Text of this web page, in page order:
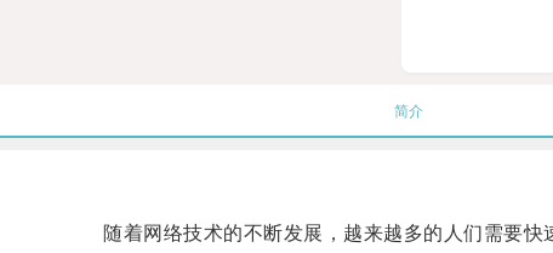
简介
随着网络技术的不断发展，越来越多的人们需要快